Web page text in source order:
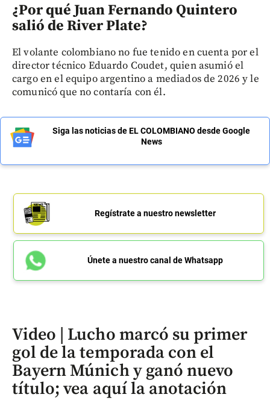
¿Por qué Juan Fernando Quintero
salió de River Plate?
El volante colombiano no fue tenido en cuenta por el
director técnico Eduardo Coudet, quien asumió el
cargo en el equipo argentino a mediados de 2026 y le
comunicó que no contaría con él.
Siga las noticias de EL COLOMBIANO desde Google
News
Regístrate a nuestro newsletter
Únete a nuestro canal de Whatsapp
Video | Lucho marcó su primer
gol de la temporada con el
Bayern Múnich y ganó nuevo
título; vea aquí la anotación